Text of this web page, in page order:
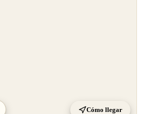
Cómo llegar